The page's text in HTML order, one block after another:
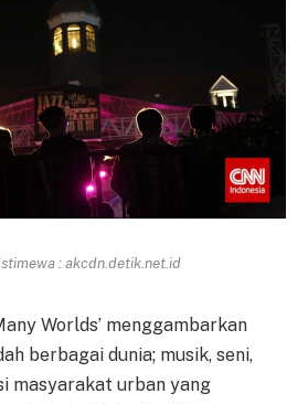
: akcdn.detik.net.id
Worlds’ menggambarkan
berbagai dunia; musik, seni,
masyarakat urban yang